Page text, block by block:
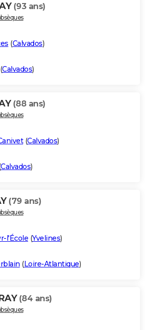
(93 ans)
(Calvados)
Calvados)
(88 ans)
(Calvados)
Calvados)
(79 ans)
l'École (Yvelines)
(Loire-Atlantique)
(84 ans)